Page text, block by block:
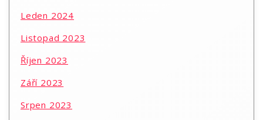
Leden 2024
Listopad 2023
Říjen 2023
Září 2023
Srpen 2023